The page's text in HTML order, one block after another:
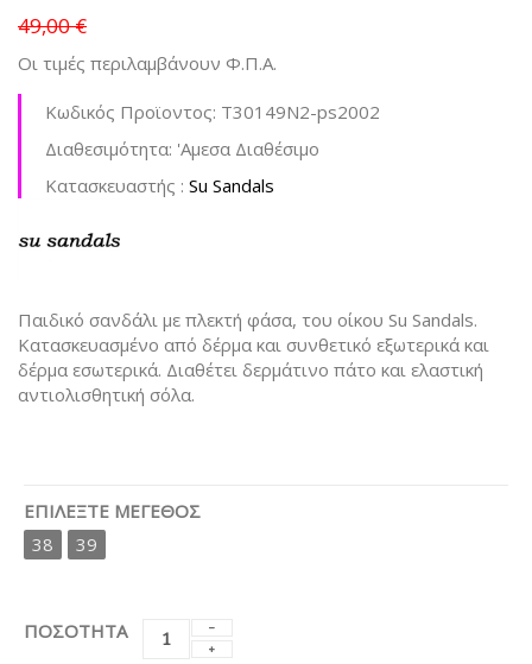
49,00 €
Οι τιμές περιλαμβάνουν Φ.Π.Α.
Κωδικός Προϊοντος: T30149N2-ps2002
Διαθεσιμότητα: 'Aμεσα Διαθέσιμο
Kατασκευαστής : Su Sandals
Παιδικό σανδάλι με πλεκτή φάσα, του οίκου Su Sandals.
Κατασκευασμένο από δέρμα και συνθετικό εξωτερικά και
δέρμα εσωτερικά. Διαθέτει δερμάτινο πάτο και ελαστική
αντιολισθητική σόλα.
ΕΠΙΛΈΞΤΕ ΜΈΓΕΘΟΣ
38
39
ΠΟΣΟΤΗΤΑ